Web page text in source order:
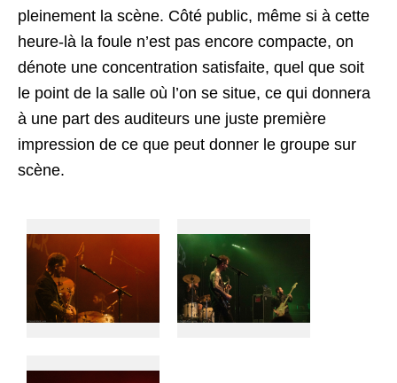
pleinement la scène. Côté public, même si à cette
heure-là la foule n’est pas encore compacte, on
dénote une concentration satisfaite, quel que soit
le point de la salle où l’on se situe, ce qui donnera
à une part des auditeurs une juste première
impression de ce que peut donner le groupe sur
scène.